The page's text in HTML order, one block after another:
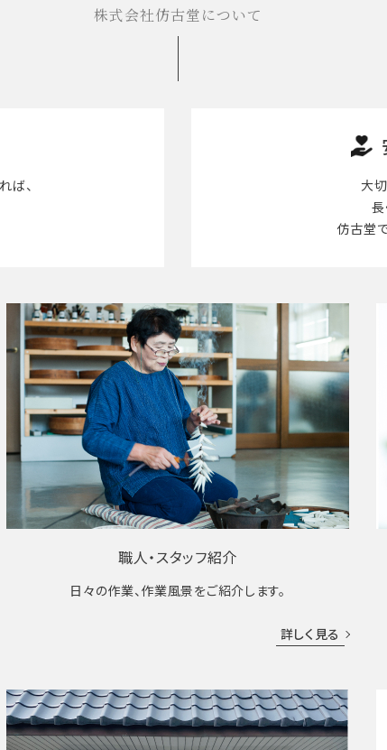
株式会社仿古堂について
ば、
大
長
仿古堂
職人・スタッフ紹介
日々の作業、作業風景をご紹介します。
詳しく見る